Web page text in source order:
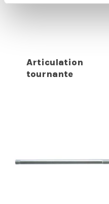
Articulation
tournante